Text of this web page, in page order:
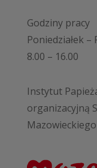
Godziny pracy
Poniedziałek –
8.00 – 16.00
Instytut
organizacyjną
Mazowieckiego